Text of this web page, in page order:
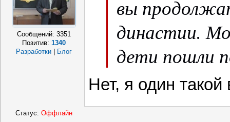
Сообщений: 3351
Позитив: 1340
Разработки
Блог
вы
династии.
дети пошли
Нет, я один
Статус: Оффлайн